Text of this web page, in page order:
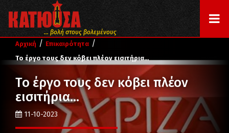
... βολή στους βολεμένους
Αρχική / Επικαιρότητα /
Το έργο τους δεν κόβει πλέον εισιτήρια…
Το έργο τους δεν κόβει πλέον
εισιτήρια…
11-10-2023